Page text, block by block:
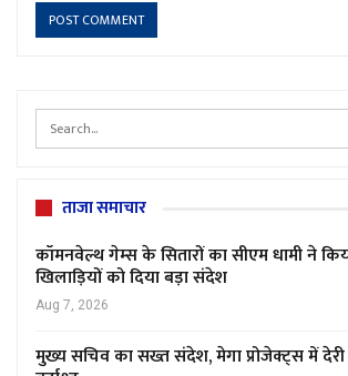
ताजा समाचार
कॉमनवेल्थ गेम्स के सितारों का सीएम धामी ने
खिलाड़ियों को दिया बड़ा संदेश
Aug 7, 2026
मुख्य सचिव का सख्त संदेश, मेगा प्रोजेक्ट्स में देरी